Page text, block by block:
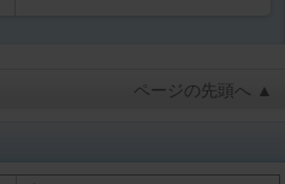
ページの先頭へ ▲